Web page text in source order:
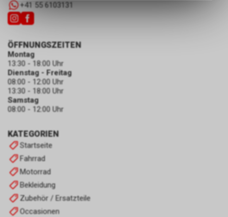
+41 55 6103131
KATEGORIEN
Startseite
Fahrrad
Motorrad
Bekleidung
Zubehör / Ersatzteile
Occasionen
ÖFFNUNGSZEITEN
Montag
13:30 - 18:00 Uhr
Dienstag - Freitag
08:00 - 12:00 Uhr
13:30 - 18:00 Uhr
Samstag
08:00 - 12:00 Uhr